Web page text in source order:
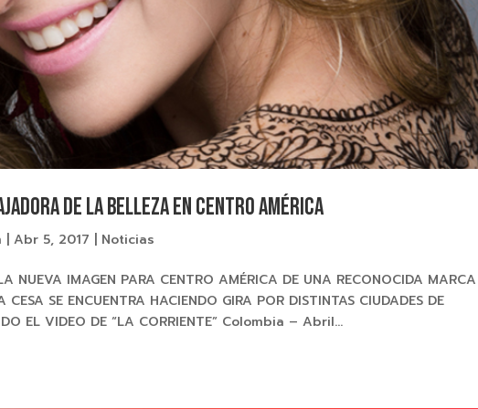
de la belleza en Centro América
|Abr 5, 2017 | Noticias
NUEVA IMAGEN PARA CENTRO AMÉRICA DE UNA RECONOCIDA
CESA SE ENCUENTRA HACIENDO GIRA POR DISTINTAS CIUDADES DE
EL VIDEO DE “LA CORRIENTE” Colombia – Abril...